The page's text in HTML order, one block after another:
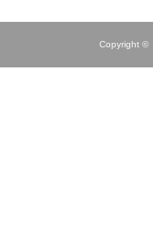
Copyright ©